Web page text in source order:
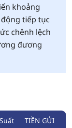
khoảng
tiếp tục
chênh lệch
đương
TIỀN GỬI